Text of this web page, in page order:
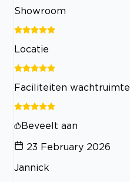
Showroom
Locatie
Faciliteiten wachtruimte
Beveelt aan
23 February 2026
Jannick